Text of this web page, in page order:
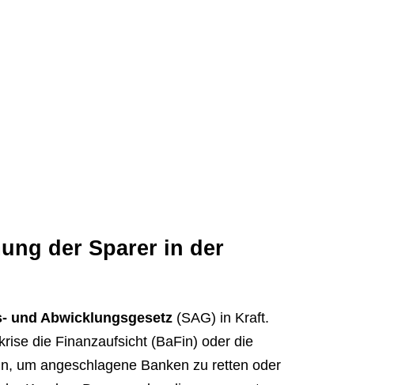
der Sparer in der
und Abwicklungsgesetz (SAG) in Kraft.
die Finanzaufsicht (BaFin) oder die
um angeschlagene Banken zu retten oder